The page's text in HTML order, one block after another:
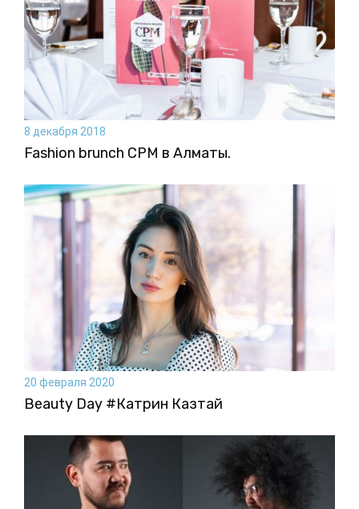
8 декабря 2018
Fashion brunch CPM в Алматы.
20 февраля 2020
Beauty Day #Катрин Казтай